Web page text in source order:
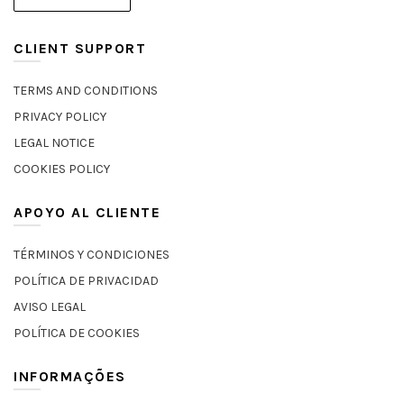
CLIENT SUPPORT
TERMS AND CONDITIONS
PRIVACY POLICY
LEGAL NOTICE
COOKIES POLICY
APOYO AL CLIENTE
TÉRMINOS Y CONDICIONES
POLÍTICA DE PRIVACIDAD
AVISO LEGAL
POLÍTICA DE COOKIES
INFORMAÇÕES